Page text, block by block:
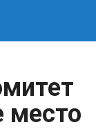
место